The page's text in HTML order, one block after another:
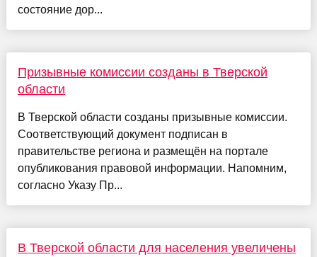
состояние дор...
Призывные комиссии созданы в Тверской
области
В Тверской области созданы призывные комиссии.
Соответствующий документ подписан в
правительстве региона и размещён на портале
опубликования правовой информации. Напомним,
согласно Указу Пр...
В Тверской области для населения увеличены